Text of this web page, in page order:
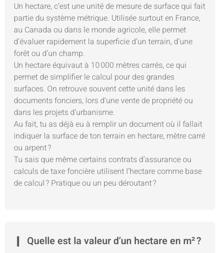
Un hectare, c’est une unité de mesure de surface qui fait
partie du système métrique. Utilisée surtout en France,
au Canada ou dans le monde agricole, elle permet
d’évaluer rapidement la superficie d’un terrain, d’une
forêt ou d’un champ.
Un hectare équivaut à 10 000 mètres carrés, ce qui
permet de simplifier le calcul pour des grandes
surfaces. On retrouve souvent cette unité dans les
documents fonciers, lors d’une vente de propriété ou
dans les projets d’urbanisme.
Au fait, tu as déjà eu à remplir un document où il fallait
indiquer la surface de ton terrain en hectare, mètre carré
ou arpent ?
Tu sais que même certains contrats d’assurance ou
calculs de taxe foncière utilisent l’hectare comme base
de calcul ? Pratique ou un peu déroutant ?
Quelle est la valeur d’un hectare en m² ?